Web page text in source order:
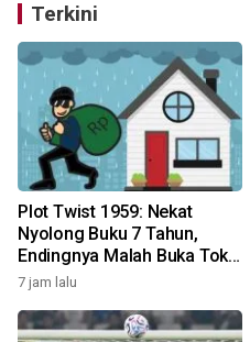
Terkini
Plot Twist 1959: Nekat
Nyolong Buku 7 Tahun,
Endingnya Malah Buka Toko
Saingan!
7 jam lalu